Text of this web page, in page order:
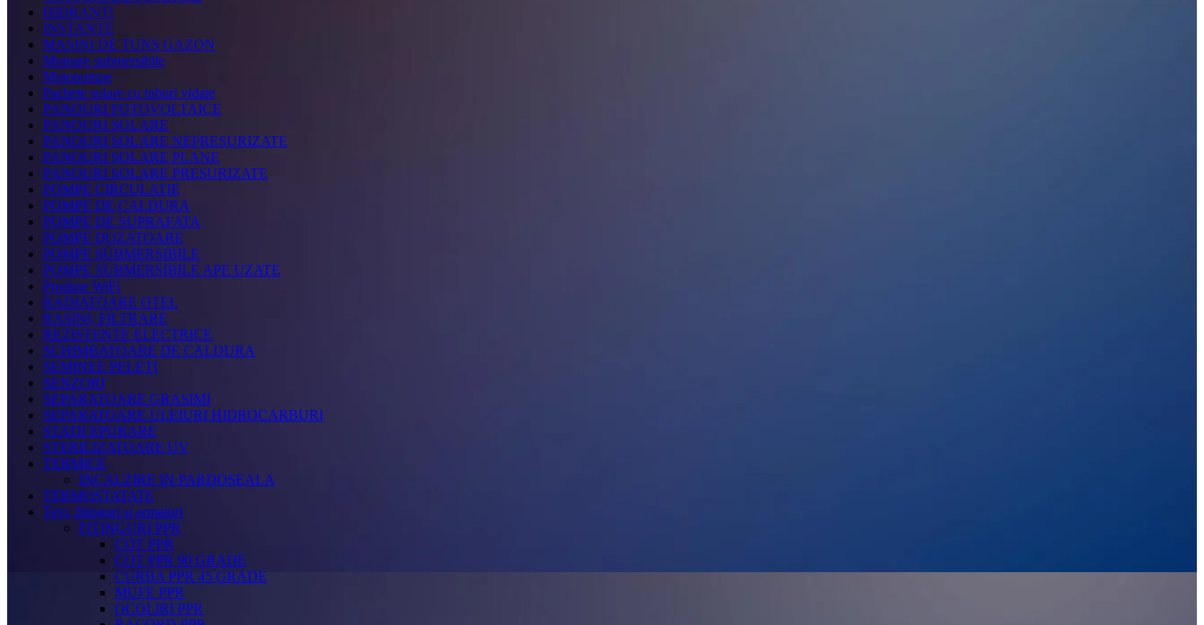
HIDRANTI
INSTANTE
MASINI DE TUNS GAZON
Motoare submersibile
Motopompe
Pachete solare cu tuburi vidate
PANOURI FOTOVOLTAICE
PANOURI SOLARE
PANOURI SOLARE NEPRESURIZATE
PANOURI SOLARE PLANE
PANOURI SOLARE PRESURIZATE
POMPE CIRCULATIE
POMPE DE CALDURA
POMPE DE SUPRAFATA
POMPE DOZATOARE
POMPE SUBMERSIBILE
POMPE SUBMERSIBILE APE UZATE
Produse WiFi
RADIATOARE OTEL
RASINI, FILTRARE
REZISTENTE ELECTRICE
SCHIMBATOARE DE CALDURA
SEMINEE PELETI
SENZORI
SEPARATOARE GRASIMI
SEPARATOARE ULEIURI HIDROCARBURI
STATII EPURARE
STERILIZATOARE UV
TERMICE
INCALZIRE IN PARDOSEALA
TERMOSTATATE
Tevi, fitinguri si armaturi
FITINGURI PPR
COT PPR
COT PPR 90 GRADE
CURBA PPR 45 GRADE
MUFE PPR
OCOLIRI PPR